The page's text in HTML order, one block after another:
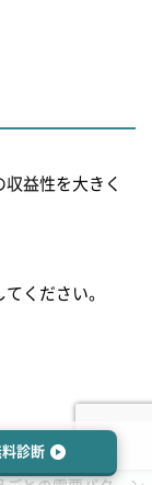
診断
益性を大きく
ください。